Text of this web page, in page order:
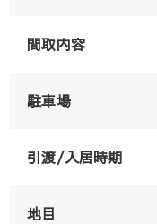
間取内容
駐車場
引渡/入居時期
地目